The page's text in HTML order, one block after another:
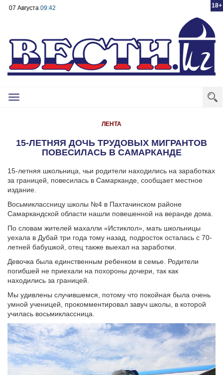
18+
07 Августа 09:42
Toggle
ЛЕНТА
15-ЛЕТНЯЯ ДОЧЬ ТРУДОВЫХ МИГРАНТОВ
ПОВЕСИЛАСЬ В САМАРКАНДЕ
15-летняя школьница, чьи родители находились на заработках
за границей, повесилась в Самарканде, сообщает местное
издание.
Восьмиклассницу школы №4 в Пахтачинском районе
Самаркандской области нашли повешенной на веранде дома.
По словам жителей махалли «Истиклол», мать школьницы
уехала в Дубай три года тому назад, подросток осталась с 70-
летней бабушкой, отец также выехал на заработки.
Девочка была единственным ребенком в семье. Родители
погибшей не приехали на похороны дочери, так как
находились за границей.
Мы удивлены случившемся, потому что покойная была очень
умной ученицей, прокомментировал завуч школы, в которой
училась восьмиклассница.